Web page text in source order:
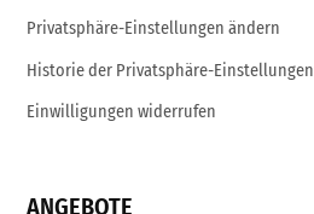
Privatsphäre-Einstellungen ändern
Historie der Privatsphäre-Einstellungen
Einwilligungen widerrufen
ANGEBOTE